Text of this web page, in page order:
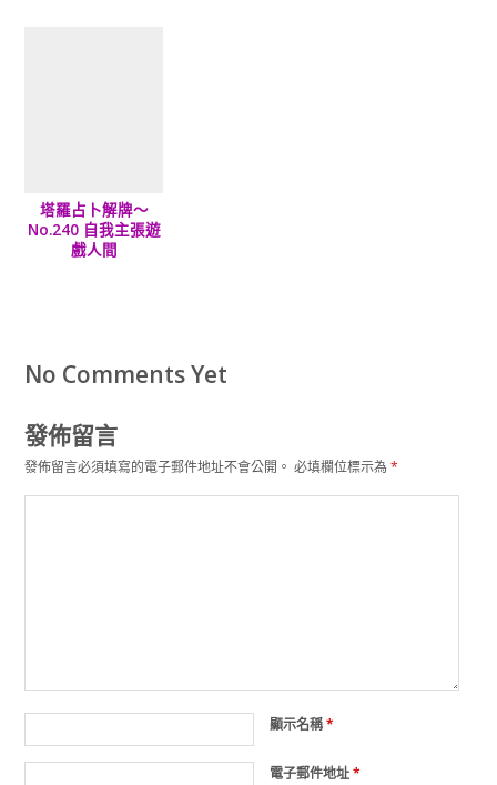
塔羅占卜解牌～
No.240 自我主張遊
戲人間
No Comments Yet
發佈留言
發佈留言必須填寫的電子郵件地址不會公開。 必填欄位標示為*
顯示名稱*
電子郵件地址*